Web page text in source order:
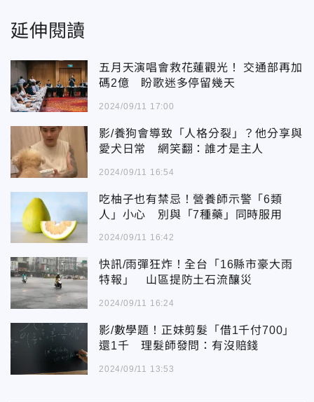
延伸閱讀
五月天演唱會救花蓮觀光！ 交通部再加
碼2億 盼歌迷多停留幾天
2024/09/11 17:00
影/養狗會導致「人格分裂」？他分享與
愛犬日常 網笑翻：誰才是主人
2024/09/11 16:54
吃柚子也有禁忌！營養師示警「6類
人」小心 別與「7種藥」同時服用
2024/09/11 16:42
快訊/雨彈狂炸！全台「16縣市豪大雨
特報」 山區提防土石流釀災
2024/09/11 16:24
影/數學題！正妹剪髮「借1千付700」
還1千 理髮師發問：有沒賠錢
2024/09/11 13:53